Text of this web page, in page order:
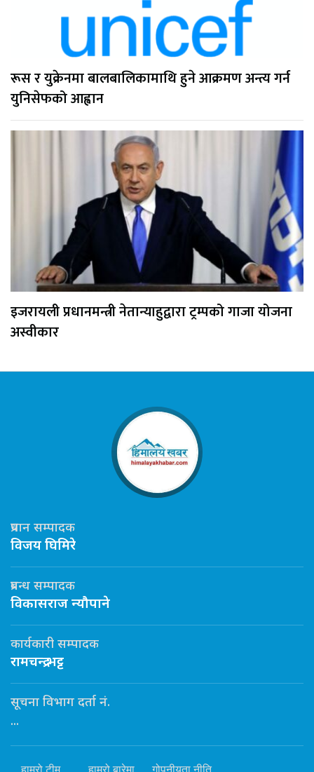
रूस र युक्रेनमा बालबालिकामाथि हुने आक्रमण अन्त्य गर्न
युनिसेफको आह्वान
इजरायली प्रधानमन्त्री नेतान्याहुद्वारा ट्रम्पको गाजा योजना
अस्वीकार
प्रधान सम्पादक
विजय घिमिरे
प्रबन्ध सम्पादक
विकासराज न्यौपाने
कार्यकारी सम्पादक
रामचन्द्र भट्ट
सूचना विभाग दर्ता नं.
...
हाम्रो टीम हाम्रो बारेमा गोपनीयता नीति